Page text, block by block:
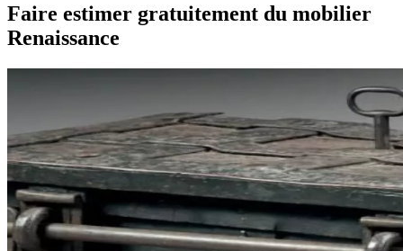
Faire estimer gratuitement du mobilier
Renaissance